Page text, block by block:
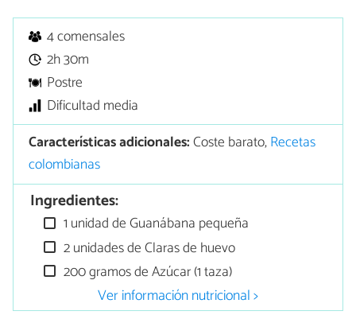
4 comensales
2h 30m
Postre
Dificultad media
Características adicionales:Coste barato,Recetas
colombianas
Ingredientes:
1 unidad de Guanábana pequeña
2 unidades de Claras de huevo
200 gramos de Azúcar (1 taza)
Ver información nutricional >